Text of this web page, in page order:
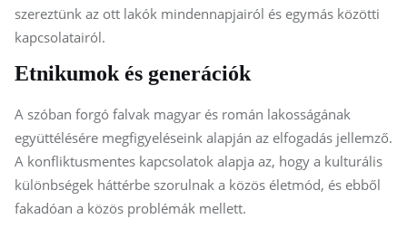
szereztünk az ott lakók mindennapjairól és egymás közötti
kapcsolatairól.
Etnikumok és generációk
A szóban forgó falvak magyar és román lakosságának
együttélésére megfigyeléseink alapján az elfogadás jellemző.
A konfliktusmentes kapcsolatok alapja az, hogy a kulturális
különbségek háttérbe szorulnak a közös életmód, és ebből
fakadóan a közös problémák mellett.